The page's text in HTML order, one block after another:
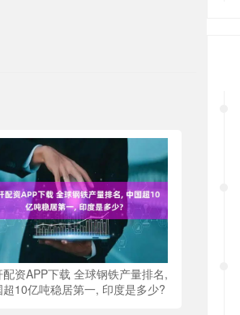
配资APP下载 全球钢铁产量排名,
超10亿吨稳居第一, 印度是多少?